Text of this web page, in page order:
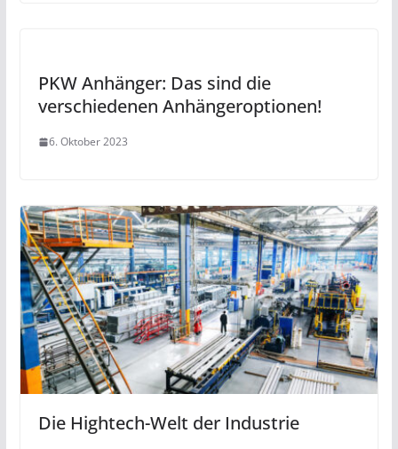
PKW Anhänger: Das sind die
verschiedenen Anhängeroptionen!
6. Oktober 2023
Die Hightech-Welt der Industrie